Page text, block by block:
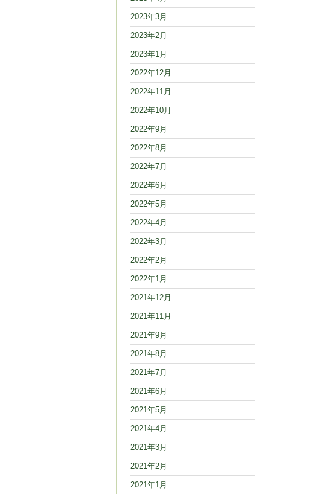
2023年3月
2023年2月
2023年1月
2022年12月
2022年11月
2022年10月
2022年9月
2022年8月
2022年7月
2022年6月
2022年5月
2022年4月
2022年3月
2022年2月
2022年1月
2021年12月
2021年11月
2021年9月
2021年8月
2021年7月
2021年6月
2021年5月
2021年4月
2021年3月
2021年2月
2021年1月